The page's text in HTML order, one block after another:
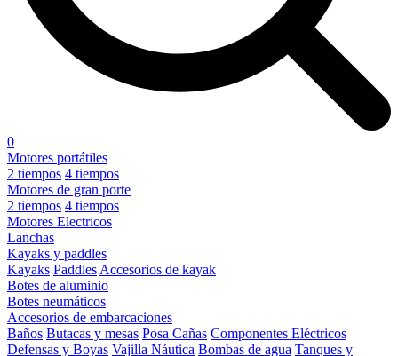
0
Motores portátiles
2 tiempos 4 tiempos
Motores de gran porte
2 tiempos 4 tiempos
Motores Electricos
Lanchas
Kayaks y paddles
Kayaks Paddles Accesorios de kayak
Botes de aluminio
Botes neumáticos
Accesorios de embarcaciones
Baños Butacas y mesas Posa Cañas Componentes Eléctricos
Defensas y Boyas Vajilla Náutica Bombas de agua Tanques y